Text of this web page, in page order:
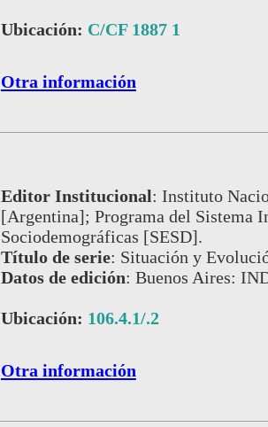
Ubicación: C/CF 1887 1
Otra información
Editor Institucional: Instituto
[Argentina]; Programa del Sistema
Sociodemográficas [SESD].
Título de serie: Situación y
Datos de edición: Buenos Aires:
Ubicación: 106.4.1/.2
Otra información